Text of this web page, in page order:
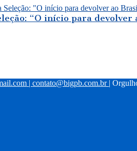
“O início para devolver
|contato@bigpb.com.br |